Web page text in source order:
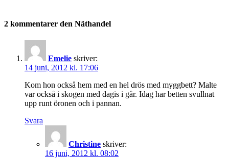
2 kommentarer den Näthandel
Emelie skriver:
14 juni, 2012 kl. 17:06
Kom hon också hem med en hel drös med myggbett? Malte
var också i skogen med dagis i går. Idag har betten svullnat
upp runt öronen och i pannan.
Svara
Christine skriver:
16 juni, 2012 kl. 08:02